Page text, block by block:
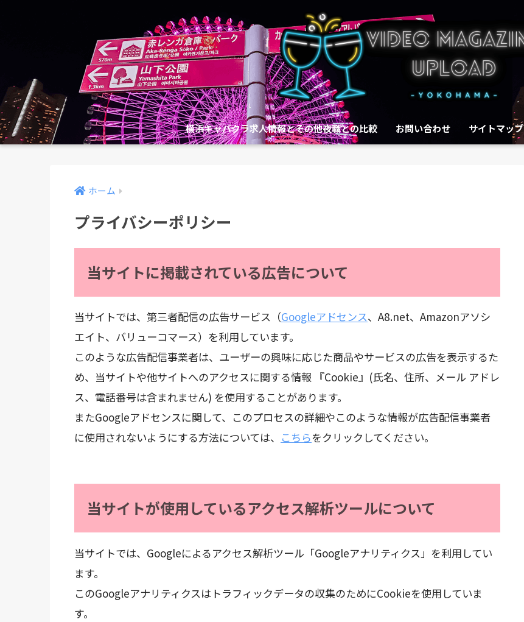
横浜キャバクラ求人情報とその他夜職との比較 お問い合わせ サイトマップ
ホーム
プライバシーポリシー
当サイトに掲載されている広告について
当サイトでは、第三者配信の広告サービス（Googleアドセンス、A8.net、Amazonアソシ
エイト、バリューコマース）を利用しています。
このような広告配信事業者は、ユーザーの興味に応じた商品やサービスの広告を表示するた
め、当サイトや他サイトへのアクセスに関する情報 『Cookie』(氏名、住所、メール アドレ
ス、電話番号は含まれません) を使用することがあります。
またGoogleアドセンスに関して、このプロセスの詳細やこのような情報が広告配信事業者
に使用されないようにする方法については、 こちらをクリックしてください。
当サイトが使用しているアクセス解析ツールについて
当サイトでは、Googleによるアクセス解析ツール「Googleアナリティクス」を利用してい
ます。
このGoogleアナリティクスはトラフィックデータの収集のためにCookieを使用していま
す。